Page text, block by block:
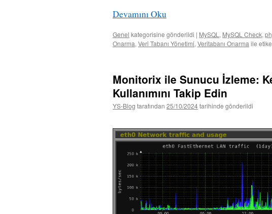
Devamını Oku
Genel kategorisine gönderildi | MySQL , MySQL Check,
Onarma, Veri Tabanı Yönetimi, Veritabanı Onarma ile
Monitorix ile Sunucu İzleme:
Kullanımını Takip Edin
YS-Blog tarafından 25/10/2024tarihinde gönderildi